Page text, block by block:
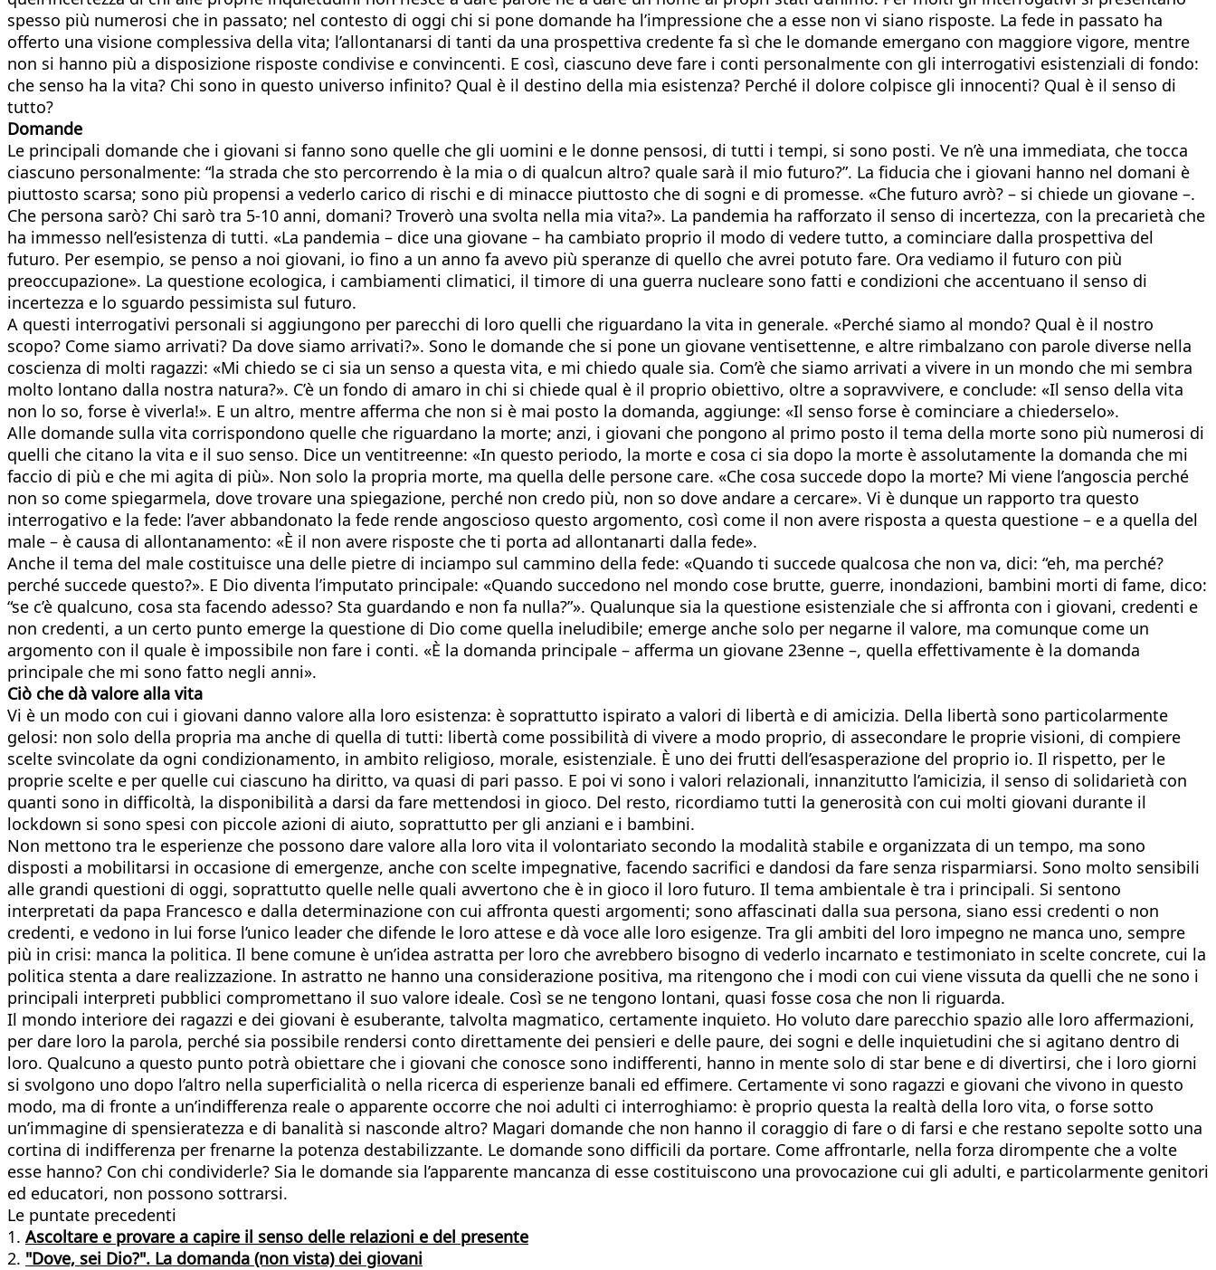
spesso più numerosi che in passato; nel contesto di oggi chi si pone domande ha l’impressione che a esse non vi siano risposte. La fede in passato ha
offerto una visione complessiva della vita; l’allontanarsi di tanti da una prospettiva credente fa sì che le domande emergano con maggiore vigore, mentre
non si hanno più a disposizione risposte condivise e convincenti. E così, ciascuno deve fare i conti personalmente con gli interrogativi esistenziali di fondo:
che senso ha la vita? Chi sono in questo universo infinito? Qual è il destino della mia esistenza? Perché il dolore colpisce gli innocenti? Qual è il senso di
tutto?
Domande
Le principali domande che i giovani si fanno sono quelle che gli uomini e le donne pensosi, di tutti i tempi, si sono posti. Ve n’è una immediata, che tocca
ciascuno personalmente: “la strada che sto percorrendo è la mia o di qualcun altro? quale sarà il mio futuro?”. La fiducia che i giovani hanno nel domani è
piuttosto scarsa; sono più propensi a vederlo carico di rischi e di minacce piuttosto che di sogni e di promesse. «Che futuro avrò? – si chiede un giovane –.
Che persona sarò? Chi sarò tra 5-10 anni, domani? Troverò una svolta nella mia vita?». La pandemia ha rafforzato il senso di incertezza, con la precarietà che
ha immesso nell’esistenza di tutti. «La pandemia – dice una giovane – ha cambiato proprio il modo di vedere tutto, a cominciare dalla prospettiva del
futuro. Per esempio, se penso a noi giovani, io fino a un anno fa avevo più speranze di quello che avrei potuto fare. Ora vediamo il futuro con più
preoccupazione». La questione ecologica, i cambiamenti climatici, il timore di una guerra nucleare sono fatti e condizioni che accentuano il senso di
incertezza e lo sguardo pessimista sul futuro.
A questi interrogativi personali si aggiungono per parecchi di loro quelli che riguardano la vita in generale. «Perché siamo al mondo? Qual è il nostro
scopo? Come siamo arrivati? Da dove siamo arrivati?». Sono le domande che si pone un giovane ventisettenne, e altre rimbalzano con parole diverse nella
coscienza di molti ragazzi: «Mi chiedo se ci sia un senso a questa vita, e mi chiedo quale sia. Com’è che siamo arrivati a vivere in un mondo che mi sembra
molto lontano dalla nostra natura?». C’è un fondo di amaro in chi si chiede qual è il proprio obiettivo, oltre a sopravvivere, e conclude: «Il senso della vita
non lo so, forse è viverla!». E un altro, mentre afferma che non si è mai posto la domanda, aggiunge: «Il senso forse è cominciare a chiederselo».
Alle domande sulla vita corrispondono quelle che riguardano la morte; anzi, i giovani che pongono al primo posto il tema della morte sono più numerosi di
quelli che citano la vita e il suo senso. Dice un ventitreenne: «In questo periodo, la morte e cosa ci sia dopo la morte è assolutamente la domanda che mi
faccio di più e che mi agita di più». Non solo la propria morte, ma quella delle persone care. «Che cosa succede dopo la morte? Mi viene l’angoscia perché
non so come spiegarmela, dove trovare una spiegazione, perché non credo più, non so dove andare a cercare». Vi è dunque un rapporto tra questo
interrogativo e la fede: l’aver abbandonato la fede rende angoscioso questo argomento, così come il non avere risposta a questa questione – e a quella del
male – è causa di allontanamento: «È il non avere risposte che ti porta ad allontanarti dalla fede».
Anche il tema del male costituisce una delle pietre di inciampo sul cammino della fede: «Quando ti succede qualcosa che non va, dici: “eh, ma perché?
perché succede questo?». E Dio diventa l’imputato principale: «Quando succedono nel mondo cose brutte, guerre, inondazioni, bambini morti di fame, dico:
“se c’è qualcuno, cosa sta facendo adesso? Sta guardando e non fa nulla?”». Qualunque sia la questione esistenziale che si affronta con i giovani, credenti e
non credenti, a un certo punto emerge la questione di Dio come quella ineludibile; emerge anche solo per negarne il valore, ma comunque come un
argomento con il quale è impossibile non fare i conti. «È la domanda principale – afferma un giovane 23enne –, quella effettivamente è la domanda
principale che mi sono fatto negli anni».
Ciò che dà valore alla vita
Vi è un modo con cui i giovani danno valore alla loro esistenza: è soprattutto ispirato a valori di libertà e di amicizia. Della libertà sono particolarmente
gelosi: non solo della propria ma anche di quella di tutti: libertà come possibilità di vivere a modo proprio, di assecondare le proprie visioni, di compiere
scelte svincolate da ogni condizionamento, in ambito religioso, morale, esistenziale. È uno dei frutti dell’esasperazione del proprio io. Il rispetto, per le
proprie scelte e per quelle cui ciascuno ha diritto, va quasi di pari passo. E poi vi sono i valori relazionali, innanzitutto l’amicizia, il senso di solidarietà con
quanti sono in difficoltà, la disponibilità a darsi da fare mettendosi in gioco. Del resto, ricordiamo tutti la generosità con cui molti giovani durante il
lockdown si sono spesi con piccole azioni di aiuto, soprattutto per gli anziani e i bambini.
Non mettono tra le esperienze che possono dare valore alla loro vita il volontariato secondo la modalità stabile e organizzata di un tempo, ma sono
disposti a mobilitarsi in occasione di emergenze, anche con scelte impegnative, facendo sacrifici e dandosi da fare senza risparmiarsi. Sono molto sensibili
alle grandi questioni di oggi, soprattutto quelle nelle quali avvertono che è in gioco il loro futuro. Il tema ambientale è tra i principali. Si sentono
interpretati da papa Francesco e dalla determinazione con cui affronta questi argomenti; sono affascinati dalla sua persona, siano essi credenti o non
credenti, e vedono in lui forse l’unico leader che difende le loro attese e dà voce alle loro esigenze. Tra gli ambiti del loro impegno ne manca uno, sempre
più in crisi: manca la politica. Il bene comune è un’idea astratta per loro che avrebbero bisogno di vederlo incarnato e testimoniato in scelte concrete, cui la
politica stenta a dare realizzazione. In astratto ne hanno una considerazione positiva, ma ritengono che i modi con cui viene vissuta da quelli che ne sono i
principali interpreti pubblici compromettano il suo valore ideale. Così se ne tengono lontani, quasi fosse cosa che non li riguarda.
Il mondo interiore dei ragazzi e dei giovani è esuberante, talvolta magmatico, certamente inquieto. Ho voluto dare parecchio spazio alle loro affermazioni,
per dare loro la parola, perché sia possibile rendersi conto direttamente dei pensieri e delle paure, dei sogni e delle inquietudini che si agitano dentro di
loro. Qualcuno a questo punto potrà obiettare che i giovani che conosce sono indifferenti, hanno in mente solo di star bene e di divertirsi, che i loro giorni
si svolgono uno dopo l’altro nella superficialità o nella ricerca di esperienze banali ed effimere. Certamente vi sono ragazzi e giovani che vivono in questo
modo, ma di fronte a un’indifferenza reale o apparente occorre che noi adulti ci interroghiamo: è proprio questa la realtà della loro vita, o forse sotto
un’immagine di spensieratezza e di banalità si nasconde altro? Magari domande che non hanno il coraggio di fare o di farsi e che restano sepolte sotto una
cortina di indifferenza per frenarne la potenza destabilizzante. Le domande sono difficili da portare. Come affrontarle, nella forza dirompente che a volte
esse hanno? Con chi condividerle? Sia le domande sia l’apparente mancanza di esse costituiscono una provocazione cui gli adulti, e particolarmente genitori
ed educatori, non possono sottrarsi.
Le puntate precedenti
1. Ascoltare e provare a capire il senso delle relazioni e del presente
2. "Dove, sei Dio?". La domanda (non vista) dei giovani